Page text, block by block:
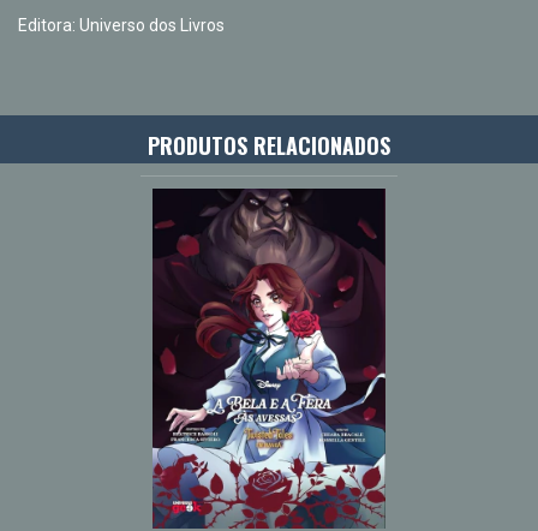
Editora: Universo dos Livros
PRODUTOS RELACIONADOS